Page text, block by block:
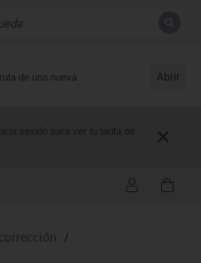
de una nueva
Abrir
sesión para ver tu tarifa de
de la búsqueda
/